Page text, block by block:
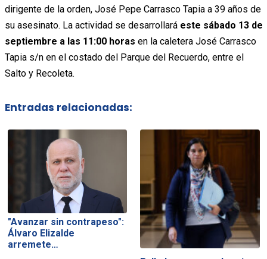
dirigente de la orden, JoséPepe Carrasco Tapiaa 39 años de
su asesinato. La actividad se desarrollará este sábado 13 de
septiembre a las 11:00 horas en la caletera José Carrasco
Tapia s/n en el costado del Parque del Recuerdo, entre el
Salto y Recoleta.
Entradas relacionadas:
"Avanzar sin contrapeso":
Álvaro Elizalde
arremete…